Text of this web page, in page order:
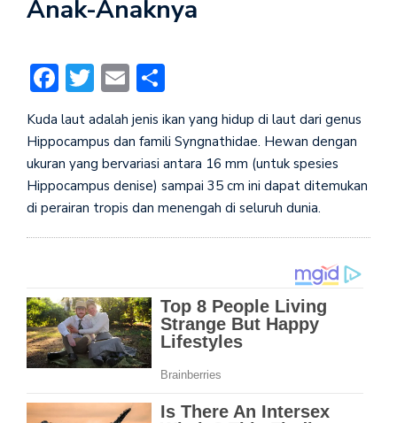
Anak-Anaknya
Facebook
Twitter
Email
Kuda laut adalah jenis ikan yang hidup di laut dari genus
Hippocampus dan famili Syngnathidae. Hewan dengan
ukuran yang bervariasi antara 16 mm (untuk spesies
Hippocampus denise) sampai 35 cm ini dapat ditemukan
di perairan tropis dan menengah di seluruh dunia.